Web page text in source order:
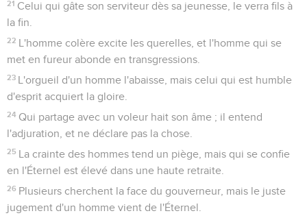
21 Celui qui gâte son serviteur dès sa jeunesse, le verra fils à
la fin.
22 L'homme colère excite les querelles, et l'homme qui se
met en fureur abonde en transgressions.
23 L'orgueil d'un homme l'abaisse, mais celui qui est humble
d'esprit acquiert la gloire.
24 Qui partage avec un voleur hait son âme ; il entend
l'adjuration, et ne déclare pas la chose.
25 La crainte des hommes tend un piège, mais qui se confie
en l'Éternel est élevé dans une haute retraite.
26 Plusieurs cherchent la face du gouverneur, mais le juste
jugement d'un homme vient de l'Éternel.